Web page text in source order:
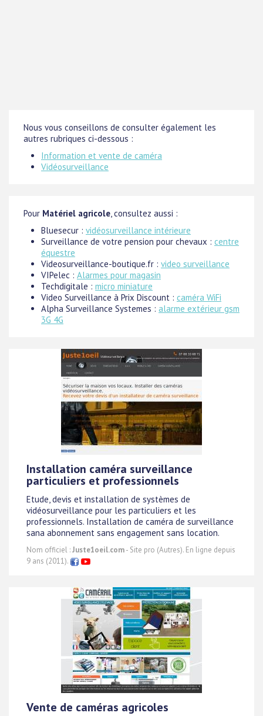
Nous vous conseillons de consulter également les
autres rubriques ci-dessous :
Information et vente de caméra
Vidéosurveillance
Pour Matériel agricole , consultez aussi :
Bluesecur : vidéosurveillance intérieure
Surveillance de votre pension pour chevaux : centre
équestre
Videosurveillance-boutique.fr : video surveillance
VIPelec : Alarmes pour magasin
Techdigitale : micro miniature
Video Surveillance à Prix Discount : caméra WiFi
Alpha Surveillance Systemes : alarme extérieur gsm
3G 4G
Installation caméra surveillance
particuliers et professionnels
Etude, devis et installation de systèmes de
vidéosurveillance pour les particuliers et les
professionnels. Installation de caméra de surveillance
sana abonnement sans engagement sans location.
Nom officiel :Juste1oeil.com- Site pro (Autres). En ligne depuis
9 ans (2011).
Vente de caméras agricoles